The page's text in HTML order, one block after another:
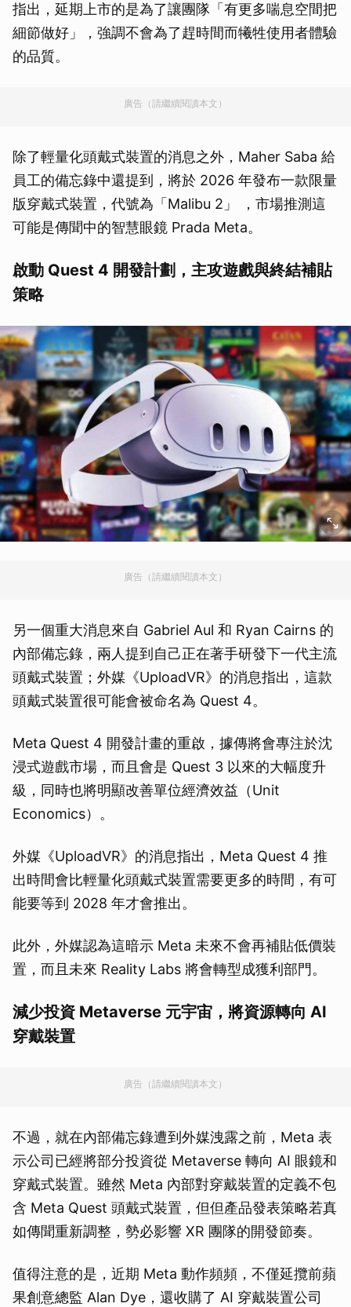
指出，延期上市的是為了讓團隊「有更多喘息空間把
細節做好」，強調不會為了趕時間而犧牲使用者體驗
的品質。
廣告（請繼續閱讀本文）
除了輕量化頭戴式裝置的消息之外，Maher Saba 給
員工的備忘錄中還提到，將於 2026 年發布一款限量
版穿戴式裝置，代號為「Malibu 2」 ，市場推測這
可能是傳聞中的智慧眼鏡 Prada Meta。
啟動 Quest 4 開發計劃，主攻遊戲與終結補貼
策略
廣告（請繼續閱讀本文）
另一個重大消息來自 Gabriel Aul 和 Ryan Cairns 的
內部備忘錄，兩人提到自己正在著手研發下一代主流
頭戴式裝置；外媒《UploadVR》的消息指出，這款
頭戴式裝置很可能會被命名為 Quest 4。
Meta Quest 4 開發計畫的重啟，據傳將會專注於沈
浸式遊戲市場，而且會是 Quest 3 以來的大幅度升
級，同時也將明顯改善單位經濟效益（Unit
Economics）。
外媒《UploadVR》的消息指出，Meta Quest 4 推
出時間會比輕量化頭戴式裝置需要更多的時間，有可
能要等到 2028 年才會推出。
此外，外媒認為這暗示 Meta 未來不會再補貼低價裝
置，而且未來 Reality Labs 將會轉型成獲利部門。
減少投資 Metaverse 元宇宙，將資源轉向 AI
穿戴裝置
廣告（請繼續閱讀本文）
不過，就在內部備忘錄遭到外媒洩露之前，Meta 表
示公司已經將部分投資從 Metaverse 轉向 AI 眼鏡和
穿戴式裝置。雖然 Meta 內部對穿戴裝置的定義不包
含 Meta Quest 頭戴式裝置，但但產品發表策略若真
如傳聞重新調整，勢必影響 XR 團隊的開發節奏。
值得注意的是，近期 Meta 動作頻頻，不僅延攬前蘋
果創意總監 Alan Dye，還收購了 AI 穿戴裝置公司